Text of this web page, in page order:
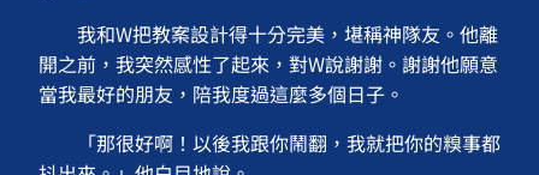
我和W把教案設計得十分完美，堪稱神隊友。他離
開之前，我突然感性了起來，對W說謝謝。謝謝他願意
當我最好的朋友，陪我度過這麼多個日子。
「那很好啊！以後我跟你鬧翻，我就把你的糗事都